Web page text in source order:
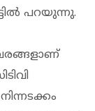
പറയുന്നു.